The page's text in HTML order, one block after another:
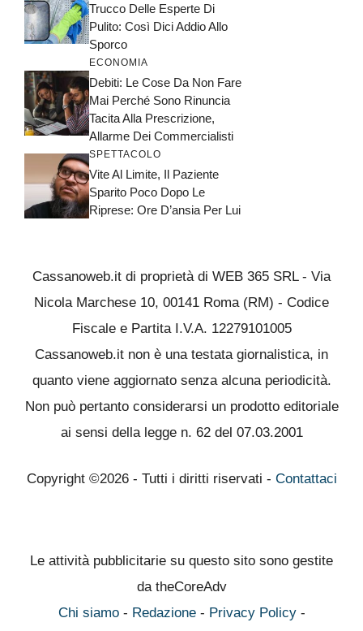
Trucco Delle Esperte Di
Pulito: Così Dici Addio Allo
Sporco
ECONOMIA
Debiti: Le Cose Da Non Fare
Mai Perché Sono Rinuncia
Tacita Alla Prescrizione,
Allarme Dei Commercialisti
SPETTACOLO
Vite Al Limite, Il Paziente
Sparito Poco Dopo Le
Riprese: Ore D’ansia Per Lui
Cassanoweb.it di proprietà di WEB 365 SRL - Via
Nicola Marchese 10, 00141 Roma (RM) - Codice
Fiscale e Partita I.V.A. 12279101005
Cassanoweb.it non è una testata giornalistica, in
quanto viene aggiornato senza alcuna periodicità.
Non può pertanto considerarsi un prodotto editoriale
ai sensi della legge n. 62 del 07.03.2001
Copyright ©2026 - Tutti i diritti riservati - Contattaci
Le attività pubblicitarie su questo sito sono gestite
da theCoreAdv
Chi siamo- Redazione- Privacy Policy-